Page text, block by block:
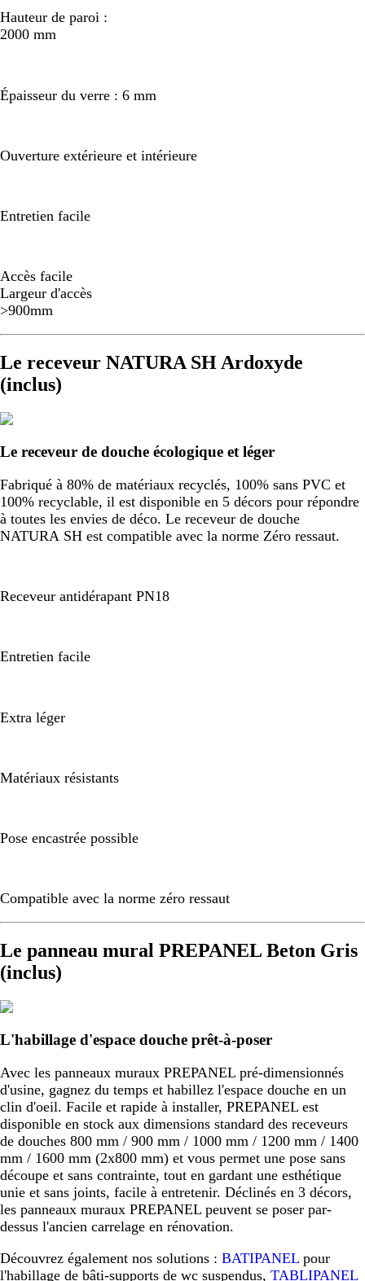
Hauteur de paroi :
2000 mm
Épaisseur du verre : 6 mm
Ouverture extérieure et intérieure
Entretien facile
Accès facile
Largeur d'accès
>900mm
Le receveur NATURA SH Ardoxyde
(inclus)
Le receveur de douche écologique et léger
Fabriqué à 80% de matériaux recyclés, 100% sans PVC et
100% recyclable, il est disponible en 5 décors pour répondre
à toutes les envies de déco. Le receveur de douche
NATURA SH est compatible avec la norme Zéro ressaut.
Receveur antidérapant PN18
Entretien facile
Extra léger
Matériaux résistants
Pose encastrée possible
Compatible avec la norme zéro ressaut
Le panneau mural PREPANEL Beton Gris
(inclus)
L'habillage d'espace douche prêt-à-poser
Avec les panneaux muraux PREPANEL pré-dimensionnés
d'usine, gagnez du temps et habillez l'espace douche en un
clin d'oeil. Facile et rapide à installer, PREPANEL est
disponible en stock aux dimensions standard des receveurs
de douches 800 mm / 900 mm / 1000 mm / 1200 mm / 1400
mm / 1600 mm (2x800 mm) et vous permet une pose sans
découpe et sans contrainte, tout en gardant une esthétique
unie et sans joints, facile à entretenir. Déclinés en 3 décors,
les panneaux muraux PREPANEL peuvent se poser par-
dessus l'ancien carrelage en rénovation.
Découvrez également nos solutions : BATIPANEL pour
l'habillage de bâti-supports de wc suspendus, TABLIPANEL